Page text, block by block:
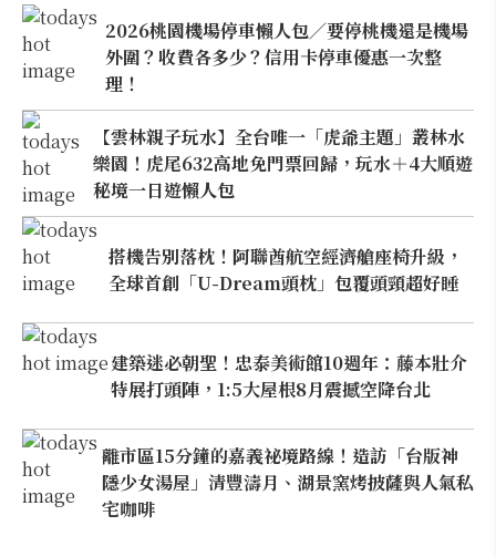
2026桃園機場停車懶人包／要停桃機還是機場
外圍？收費各多少？信用卡停車優惠一次整
理！
【雲林親子玩水】全台唯一「虎爺主題」叢林水
樂園！虎尾632高地免門票回歸，玩水＋4大順遊
秘境一日遊懶人包
搭機告別落枕！阿聯酋航空經濟艙座椅升級，
全球首創「U-Dream頭枕」包覆頭頸超好睡
建築迷必朝聖！忠泰美術館10週年：藤本壯介
特展打頭陣，1:5大屋根8月震撼空降台北
離市區15分鐘的嘉義祕境路線！造訪「台版神
隱少女湯屋」清豐濤月、湖景窯烤披薩與人氣私
宅咖啡